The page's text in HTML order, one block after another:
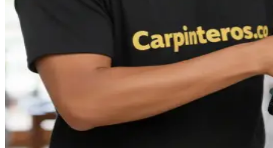
Closets y Cocinas Hubert es una de las empresas líderes en
Manizales en la fabricación de cocinas, closets, vestidores,
centros de entretenimiento, bi...
Cotizar servicio
WhatsApp